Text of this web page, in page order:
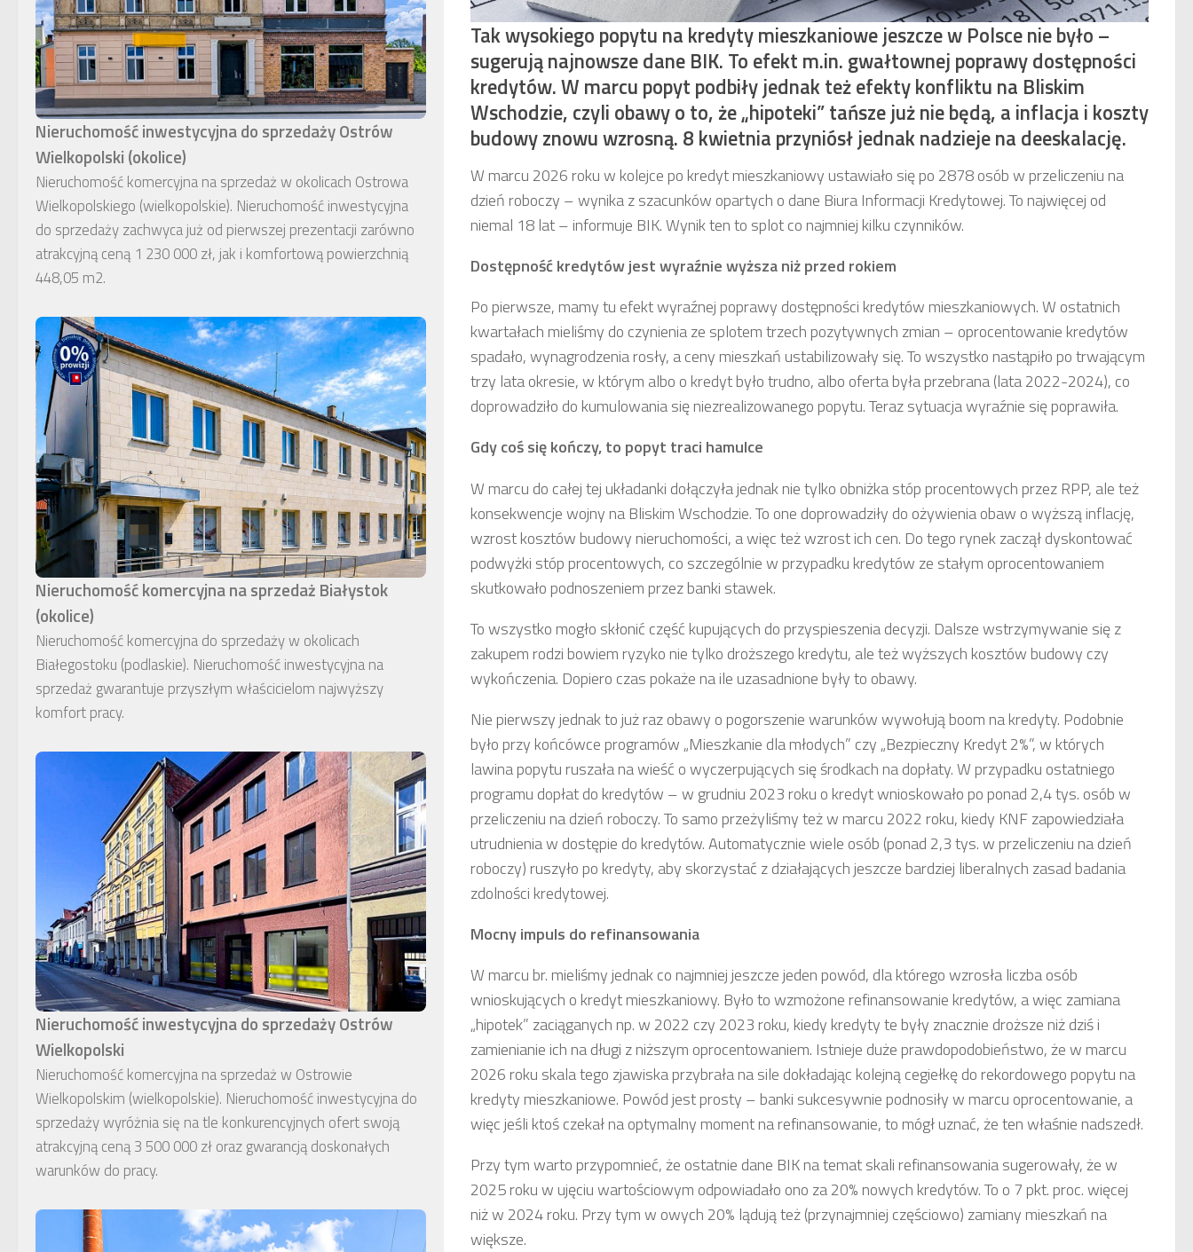
Tak wysokiego popytu na kredyty mieszkaniowe jeszcze w Polsce nie było –
sugerują najnowsze dane BIK. To efekt m.in. gwałtownej poprawy dostępności
kredytów. W marcu popyt podbiły jednak też efekty konfliktu na Bliskim
Wschodzie, czyli obawy o to, że „hipoteki” tańsze już nie będą, a inflacja i koszty
budowy znowu wzrosną. 8 kwietnia przyniósł jednak nadzieje na deeskalację.
W marcu 2026 roku w kolejce po kredyt mieszkaniowy ustawiało się po 2878 osób w przeliczeniu na
dzień roboczy – wynika z szacunków opartych o dane Biura Informacji Kredytowej. To najwięcej od
niemal 18 lat – informuje BIK. Wynik ten to splot co najmniej kilku czynników.
Dostępność kredytów jest wyraźnie wyższa niż przed rokiem
Po pierwsze, mamy tu efekt wyraźnej poprawy dostępności kredytów mieszkaniowych. W ostatnich
kwartałach mieliśmy do czynienia ze splotem trzech pozytywnych zmian – oprocentowanie kredytów
spadało, wynagrodzenia rosły, a ceny mieszkań ustabilizowały się. To wszystko nastąpiło po trwającym
trzy lata okresie, w którym albo o kredyt było trudno, albo oferta była przebrana (lata 2022-2024), co
doprowadziło do kumulowania się niezrealizowanego popytu. Teraz sytuacja wyraźnie się poprawiła.
Gdy coś się kończy, to popyt traci hamulce
W marcu do całej tej układanki dołączyła jednak nie tylko obniżka stóp procentowych przez RPP, ale też
konsekwencje wojny na Bliskim Wschodzie. To one doprowadziły do ożywienia obaw o wyższą inflację,
wzrost kosztów budowy nieruchomości, a więc też wzrost ich cen. Do tego rynek zaczął dyskontować
podwyżki stóp procentowych, co szczególnie w przypadku kredytów ze stałym oprocentowaniem
skutkowało podnoszeniem przez banki stawek.
To wszystko mogło skłonić część kupujących do przyspieszenia decyzji. Dalsze wstrzymywanie się z
zakupem rodzi bowiem ryzyko nie tylko droższego kredytu, ale też wyższych kosztów budowy czy
wykończenia. Dopiero czas pokaże na ile uzasadnione były to obawy.
Nie pierwszy jednak to już raz obawy o pogorszenie warunków wywołują boom na kredyty. Podobnie
było przy końcówce programów „Mieszkanie dla młodych” czy „Bezpieczny Kredyt 2%”, w których
lawina popytu ruszała na wieść o wyczerpujących się środkach na dopłaty. W przypadku ostatniego
programu dopłat do kredytów – w grudniu 2023 roku o kredyt wnioskowało po ponad 2,4 tys. osób w
przeliczeniu na dzień roboczy. To samo przeżyliśmy też w marcu 2022 roku, kiedy KNF zapowiedziała
utrudnienia w dostępie do kredytów. Automatycznie wiele osób (ponad 2,3 tys. w przeliczeniu na dzień
roboczy) ruszyło po kredyty, aby skorzystać z działających jeszcze bardziej liberalnych zasad badania
zdolności kredytowej.
Mocny impuls do refinansowania
W marcu br. mieliśmy jednak co najmniej jeszcze jeden powód, dla którego wzrosła liczba osób
wnioskujących o kredyt mieszkaniowy. Było to wzmożone refinansowanie kredytów, a więc zamiana
„hipotek” zaciąganych np. w 2022 czy 2023 roku, kiedy kredyty te były znacznie droższe niż dziś i
zamienianie ich na długi z niższym oprocentowaniem. Istnieje duże prawdopodobieństwo, że w marcu
2026 roku skala tego zjawiska przybrała na sile dokładając kolejną cegiełkę do rekordowego popytu na
kredyty mieszkaniowe. Powód jest prosty – banki sukcesywnie podnosiły w marcu oprocentowanie, a
więc jeśli ktoś czekał na optymalny moment na refinansowanie, to mógł uznać, że ten właśnie nadszedł.
Przy tym warto przypomnieć, że ostatnie dane BIK na temat skali refinansowania sugerowały, że w
2025 roku w ujęciu wartościowym odpowiadało ono za 20% nowych kredytów. To o 7 pkt. proc. więcej
niż w 2024 roku. Przy tym w owych 20% lądują też (przynajmniej częściowo) zamiany mieszkań na
większe.
Nieruchomość inwestycyjna do sprzedaży Ostrów
Wielkopolski (okolice)
Nieruchomość komercyjna na sprzedaż w okolicach Ostrowa
Wielkopolskiego (wielkopolskie). Nieruchomość inwestycyjna
do sprzedaży zachwyca już od pierwszej prezentacji zarówno
atrakcyjną ceną 1 230 000 zł, jak i komfortową powierzchnią
448,05 m2.
Nieruchomość komercyjna na sprzedaż Białystok
(okolice)
Nieruchomość komercyjna do sprzedaży w okolicach
Białegostoku (podlaskie). Nieruchomość inwestycyjna na
sprzedaż gwarantuje przyszłym właścicielom najwyższy
komfort pracy.
Nieruchomość inwestycyjna do sprzedaży Ostrów
Wielkopolski
Nieruchomość komercyjna na sprzedaż w Ostrowie
Wielkopolskim (wielkopolskie). Nieruchomość inwestycyjna do
sprzedaży wyróżnia się na tle konkurencyjnych ofert swoją
atrakcyjną ceną 3 500 000 zł oraz gwarancją doskonałych
warunków do pracy.